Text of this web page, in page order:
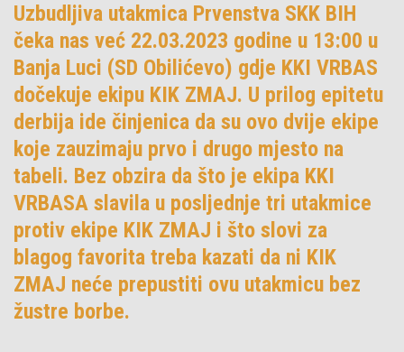
Uzbudljiva utakmica Prvenstva SKK BIH
čeka nas već 22.03.2023 godine u 13:00 u
Banja Luci (SD Obilićevo) gdje KKI VRBAS
dočekuje ekipu KIK ZMAJ. U prilog epitetu
derbija ide činjenica da su ovo dvije ekipe
koje zauzimaju prvo i drugo mjesto na
tabeli. Bez obzira da što je ekipa KKI
VRBASA slavila u posljednje tri utakmice
protiv ekipe KIK ZMAJ i što slovi za
blagog favorita treba kazati da ni KIK
ZMAJ neće prepustiti ovu utakmicu bez
žustre borbe.